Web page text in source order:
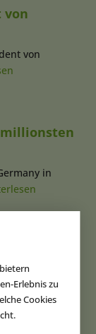
Erlebnis zu
Cookies
von
von
millionsten
in
und
See haben